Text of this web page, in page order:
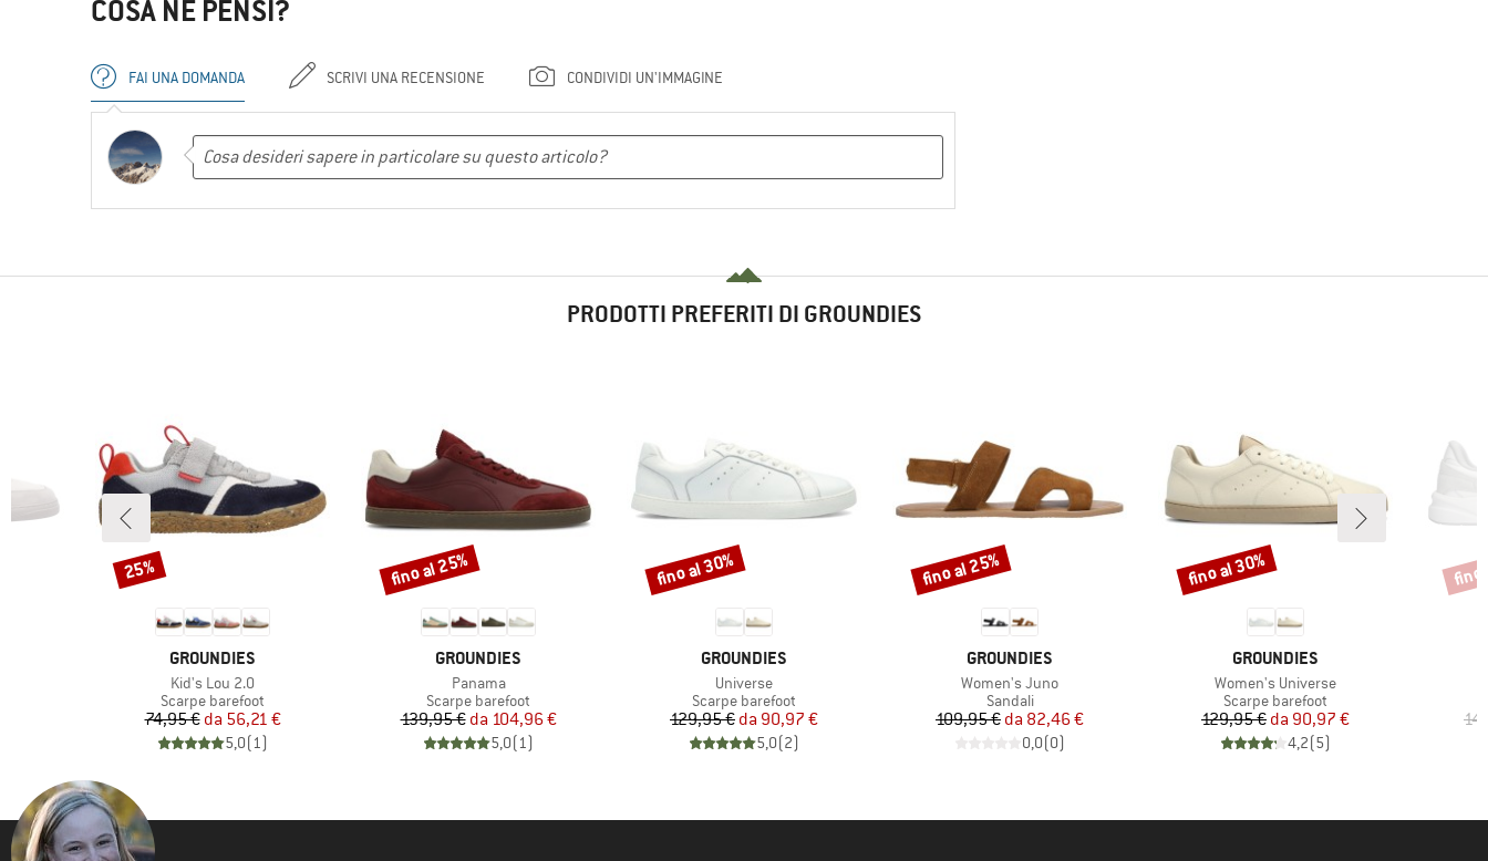
COSA NE PENSI?
FAI UNA DOMANDA SCRIVI UNA RECENSIONE CONDIVIDI UN'IMMAGINE
PRODOTTI PREFERITI DI GROUNDIES
MARCHIO
GROUNDIES
Articolo
Kid's Lou 2.0
Gruppo di prodotti
Scarpe barefoot
Prezzo
74,95 € Prezzo ridotto
da 56,21 €
5,0(1)
Sconto
25%
MARCHIO
GROUNDIES
Articolo
Panama
Gruppo di prodotti
Scarpe barefoot
Prezzo
139,95 € Prezzo ridotto
da 104,96 €
5,0(1)
Sconto
fino al 25%
MARCHIO
GROUNDIES
Articolo
Universe
Gruppo di prodotti
Scarpe barefoot
Prezzo
129,95 € Prezzo ridotto
da 90,97 €
5,0(2)
Sconto
fino al 30%
MARCHIO
GROUNDIES
Articolo
Women's Juno
Gruppo di prodotti
Sandali
Prezzo
109,95 € Prezzo ridotto
da 82,46 €
0,0(0)
Sconto
fino al 25%
MARCHIO
GROUNDIES
Articolo
Women's Universe
Gruppo di prodotti
Scarpe barefoot
Prezzo
129,95 € Prezzo ridotto
da 90,97 €
4,2(5)
Sconto
fino al 30% fino